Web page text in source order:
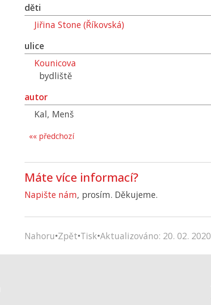
děti
Jiřina Stone (Říkovská)
ulice
Kounicova
bydliště
autor
Kal, Menš
«« předchozí
Máte více informací?
Napište nám, prosím. Děkujeme.
Nahoru•Zpět•Tisk•Aktualizováno: 20. 02. 2020